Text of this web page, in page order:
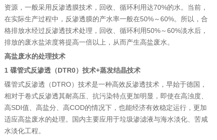
资源，一般采用反渗透膜技术，回收、循环利用达70%的水。当前，
在实际生产过程中，反渗透膜的产水率一般在50%～60%。所以，合
格排放水经过反渗透技术处理，回收、循环利用50%～60%淡水后，
排放的废水盐浓度将提高一倍以上，从而产生高盐废水。‍
高盐废水的处理技术
1 碟管式反渗透（DTR0）技术+蒸发结晶技术
碟管式反渗透（DTRO）技术是一种高效反渗透技术，早始于德国，
相对于卷式反渗透其耐高压、抗污染特点更加明显，即使在高浊度、
高SDI值、高盐分、高COD的情况下，也能经济有效稳定运行，更加
适应高盐废水的处理。国内主要应用于垃圾渗滤液与海水淡化、苦咸
水淡化工程。